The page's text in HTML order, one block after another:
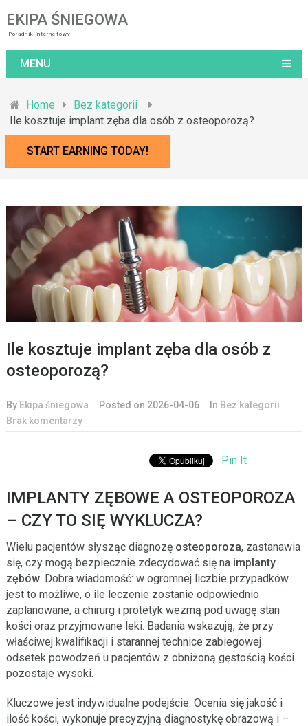
EKIPA ŚNIEGOWA
Poradnik internetowy
MENU
Home
Bez kategorii
Ile kosztuje implant zęba dla osób z osteoporozą?
START EARNING TODAY!
Ile kosztuje implant zęba dla osób z
osteoporozą?
By Ekipa śniegowa Posted on 2026-04-06 In Bez kategorii
Brak komentarzy
Pin It
IMPLANTY ZĘBOWE A OSTEOPOROZA
– CZY TO SIĘ WYKLUCZA?
Wielu pacjentów słysząc diagnozę osteoporoza, zastanawia
się, czy mogą bezpiecznie zdecydować się na implanty
zębów. Dobra wiadomość: w ogromnej liczbie przypadków
jest to możliwe, o ile leczenie zostanie odpowiednio
zaplanowane, a chirurg i protetyk wezmą pod uwagę stan
kości oraz przyjmowane leki. Badania wskazują, że przy
właściwej kwalifikacji i starannej technice zabiegowej
odsetek powodzeń u pacjentów z obniżoną gęstością kości
pozostaje wysoki.
Kluczowe jest indywidualne podejście. Ocenia się jakość i
ilość kości, wykonuje precyzyjną diagnostykę obrazową i –